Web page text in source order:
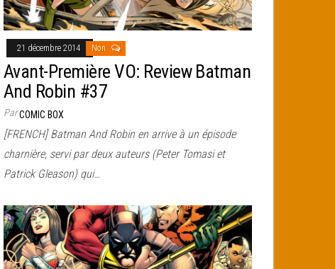
21 décembre 2014 Non
Avant-Première VO: Review Batman
And Robin #37
ParCOMIC BOX
[FRENCH] Batman And Robin en arrive à un épisode
charnière, servi par deux auteurs (Peter Tomasi et
Patrick Gleason) qui…